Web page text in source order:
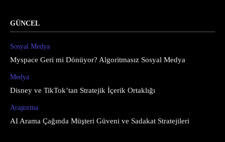
GÜNCEL
Sosyal Medya
Myspace Geri mi Dönüyor? Algoritmasız Sosyal Medya
Medya
Disney ve TikTok’tan Stratejik İçerik Ortaklığı
Araştırma
AI Arama Çağında Müşteri Güveni ve Sadakat Stratejileri